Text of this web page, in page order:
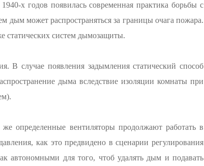
х годов появилась современная практика борьбы с
дым может распространяться за границы очага пожара.
статических систем дымозащиты.
В случае появления задымления статический способ
дыма вследствие изоляции комнаты при
определенные вентиляторы продолжают работать в
как это предвидено в сценарии регулирования
автономными для того, чтоб удалять дым и подавать